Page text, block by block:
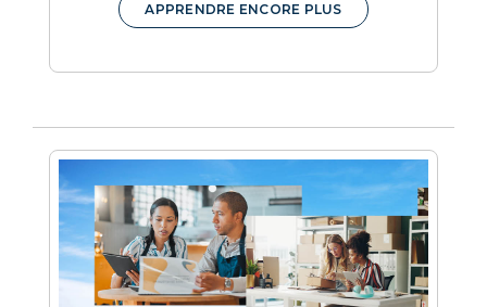
APPRENDRE ENCORE PLUS